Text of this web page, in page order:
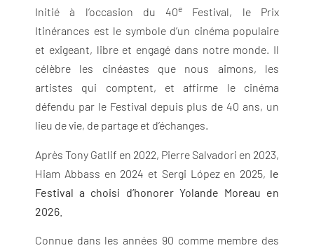
Initié à l’occasion du 40e
Festival, le Prix
Itinérances est le symbole d’un cinéma populaire
et exigeant, libre et engagé dans notre monde. Il
célèbre les cinéastes que nous aimons, les
artistes qui comptent, et affirme le cinéma
défendu par le Festival depuis plus de 40 ans, un
lieu de vie, de partage et d’échanges.
Après Tony Gatlif en 2022, Pierre Salvadori en 2023,
Hiam Abbass en 2024 et Sergi López en 2025, le
Festival a choisi d’honorer Yolande Moreau en
2026.
Connue dans les années 90 comme membre des